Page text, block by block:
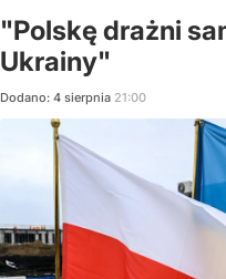
"Polskę drażni
Ukrainy"
Dodano: 4 sierpnia 21:00